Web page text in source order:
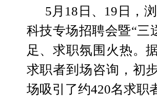
5月18日、19日，
科技专场招聘会暨“三
足、求职氛围火热。
求职者到场咨询，初
场吸引了约420名求职